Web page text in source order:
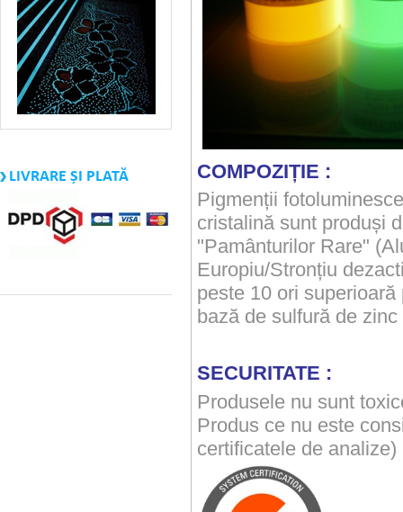
LIVRARE ȘI PLATĂ
COMPOZIȚIE :
Pigmenții
cristalină sunt produși
"Pamânturilor Rare"
Europiu/Stronțiu
peste 10 ori
bază de sulfură de
SECURITATE :
Produsele nu sunt
Produs ce nu este
certificatele de analize)